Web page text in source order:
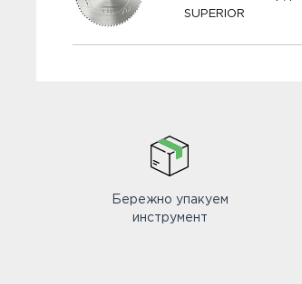
SUPERIOR
Бережно упакуем
инструмент